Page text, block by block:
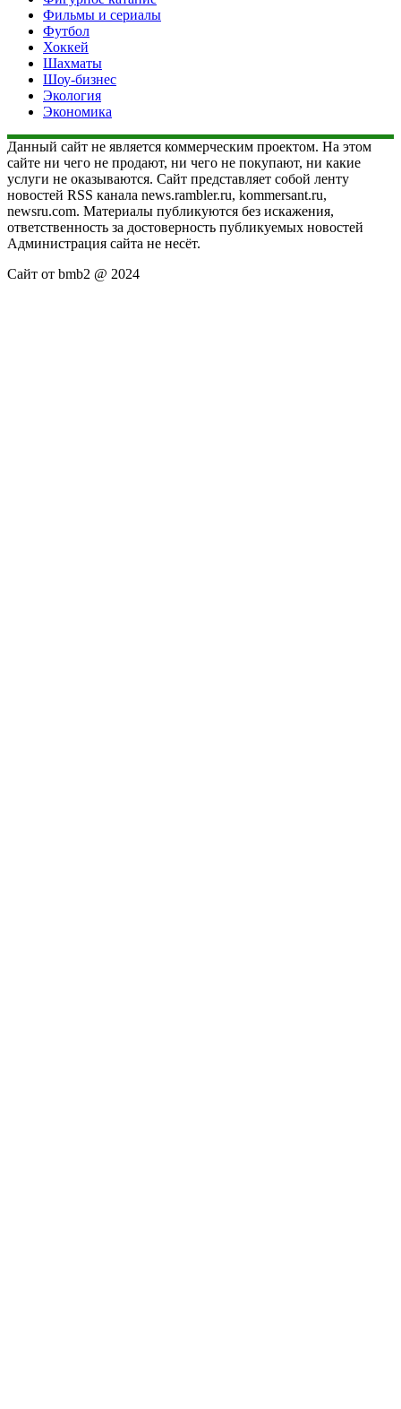
Фильмы и сериалы
Футбол
Хоккей
Шахматы
Шоу-бизнес
Экология
Экономика
Данный сайт не является коммерческим проектом. На этом
сайте ни чего не продают, ни чего не покупают, ни какие
услуги не оказываются. Сайт представляет собой ленту
новостей RSS канала news.rambler.ru, kommersant.ru,
newsru.com. Материалы публикуются без искажения,
ответственность за достоверность публикуемых новостей
Администрация сайта не несёт.
Сайт от bmb2 @ 2024